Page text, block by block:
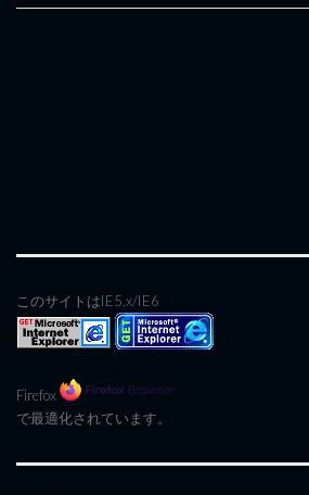
このサイトはIE5.x/IE6
Firefox
で最適化されています。